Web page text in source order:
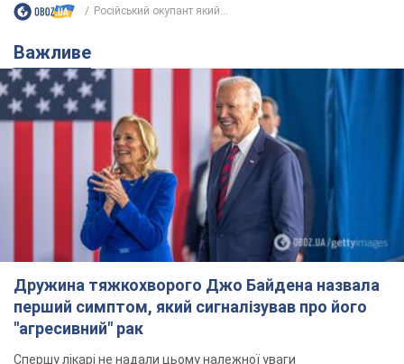
Дружина тяжкохворого Джо Байдена назвала
перший симптом, який сигналізував про його
"агресивний" рак
Спершу лікарі не надали цьому належної уваги
6.08.2026 12:46 17,2 т.
Відпустка Лесі Нікітюк у Карпатах
обернулася скандалом: чому ведучу
несправедливо захейтили
Знаменитість вийшла на пряму комунікацію в